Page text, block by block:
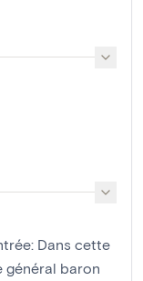
Dans cette
général baron